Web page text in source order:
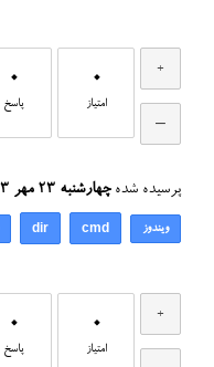
0
امتیاز
0
پاسخ
پرسیده شده چهارشنبه ۲۳ مهر ۱۳۹۳
ویندوز cmd
dir
0
امتیاز
0
پاسخ